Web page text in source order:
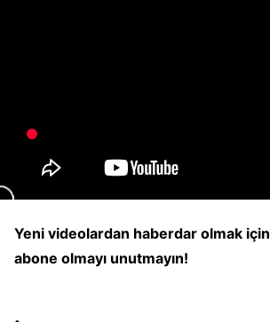
Yeni videolardan haberdar olmak için
abone olmayı unutmayın!